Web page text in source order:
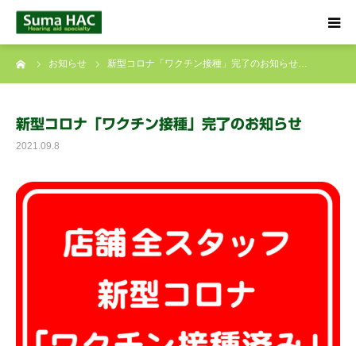
お知らせ 新型コロナ「ワクチン接種」完了のお知らせ…
新型コロナ「ワクチン接種」完了のお知らせ
2021.09.8
HOME
ブログ
☎ 0120-09-4133